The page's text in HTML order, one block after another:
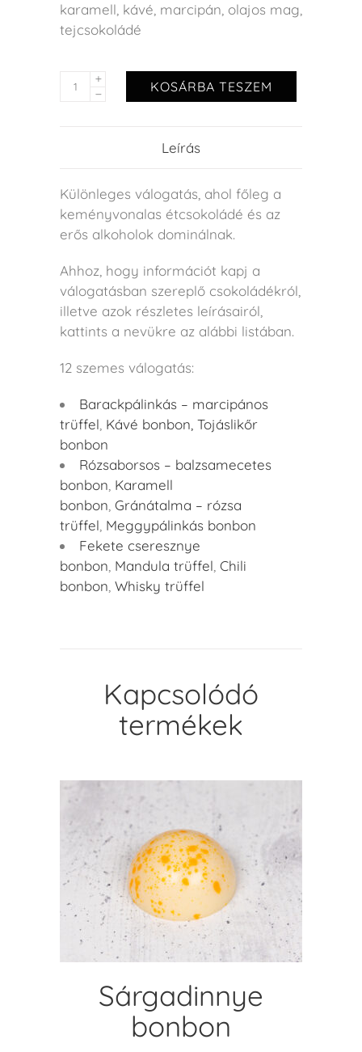
karamell, kávé, marcipán, olajos mag,
tejcsokoládé
KOSÁRBA TESZEM
Leírás
Különleges válogatás, ahol főleg a
keményvonalas étcsokoládé és az
erős alkoholok dominálnak.
Ahhoz, hogy információt kapj a
válogatásban szereplő csokoládékról,
illetve azok részletes leírásairól,
kattints a nevükre az alábbi listában.
12 szemes válogatás:
Barackpálinkás – marcipános
trüffel, Kávé bonbon, Tojáslikőr
bonbon
Rózsaborsos – balzsamecetes
bonbon, Karamell
bonbon, Gránátalma – rózsa
trüffel, Meggypálinkás bonbon
Fekete cseresznye
bonbon, Mandula trüffel, Chili
bonbon, Whisky trüffel
Kapcsolódó
termékek
KOSÁRBA TESZEM
Sárgadinnye
bonbon